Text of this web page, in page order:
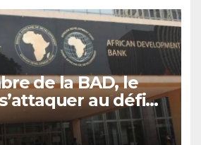
de la BAD, le
au défi
africaine